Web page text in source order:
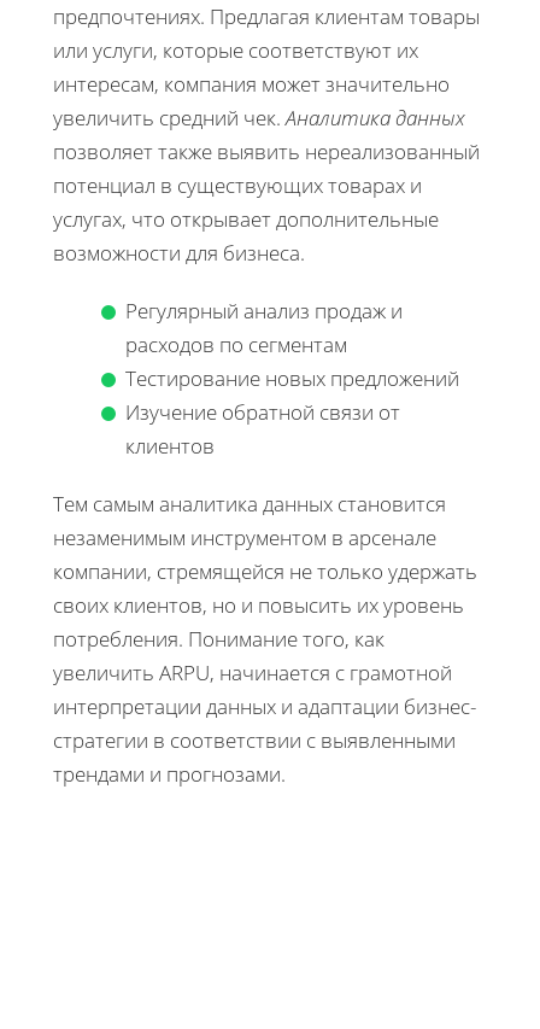
предпочтениях. Предлагая клиентам товары
или услуги, которые соответствуют их
интересам, компания может значительно
увеличить средний чек.Аналитика данных
позволяет также выявить нереализованный
потенциал в существующих товарах и
услугах, что открывает дополнительные
возможности для бизнеса.
Регулярный анализ продаж и
расходов по сегментам
Тестирование новых предложений
Изучение обратной связи от
клиентов
Тем самым аналитика данных становится
незаменимым инструментом в арсенале
компании, стремящейся не только удержать
своих клиентов, но и повысить их уровень
потребления. Понимание того, как
увеличить ARPU, начинается с грамотной
интерпретации данных и адаптации бизнес-
стратегии в соответствии с выявленными
трендами и прогнозами.